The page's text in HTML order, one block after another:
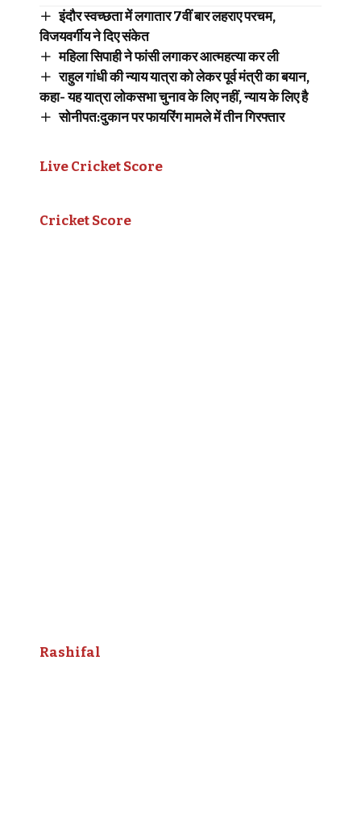
इंदौर स्वच्छता में लगातार 7वीं बार लहराए परचम,
विजयवर्गीय ने दिए संकेत
महिला सिपाही ने फांसी लगाकर आत्महत्या कर ली
राहुल गांधी की न्याय यात्रा को लेकर पूर्व मंत्री का बयान,
कहा- यह यात्रा लोकसभा चुनाव के लिए नहीं, न्याय के लिए है
सोनीपत:दुकान पर फायरिंग मामले में तीन गिरफ्तार
Live Cricket Score
Cricket Score
Rashifal